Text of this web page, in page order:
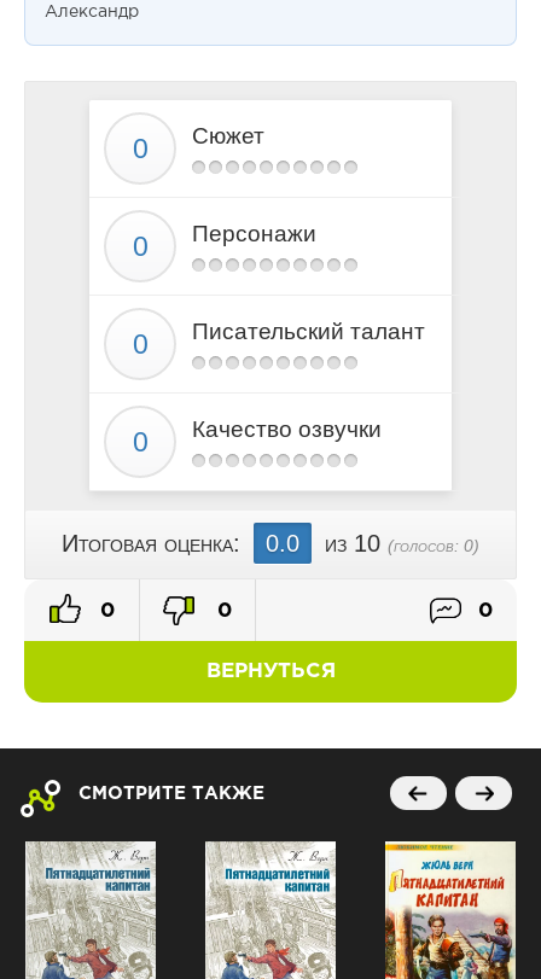
Александр
Сюжет
Персонажи
Писательский талант
Качество озвучки
Итоговая оценка: 0.0 из 10 (голосов: 0)
ВЕРНУТЬСЯ
0 0 0
СМОТРИТЕ ТАКЖЕ